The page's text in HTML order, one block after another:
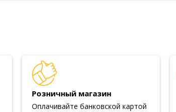
Розничный магазин
Оплачивайте банковской картой